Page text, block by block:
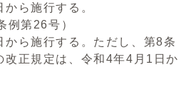
ら施行する。
例第26号）
から施行する。ただし、第8条
改正規定は、令和4年4月1日か